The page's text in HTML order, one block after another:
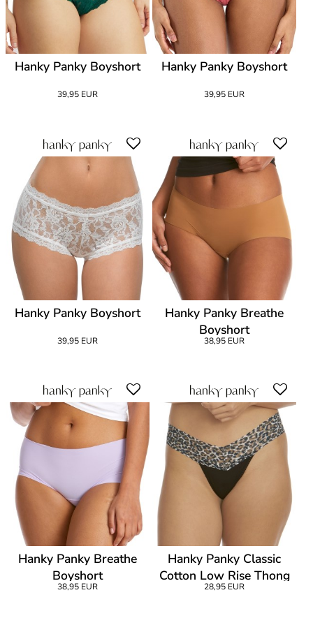
Hanky Panky Boyshort
39,95 EUR
Hanky Panky Boyshort
39,95 EUR
Hanky Panky Boyshort
39,95 EUR
Hanky Panky Breathe
Boyshort
38,95 EUR
Hanky Panky Breathe
Boyshort
38,95 EUR
Hanky Panky Classic
Cotton Low Rise Thong
28,95 EUR